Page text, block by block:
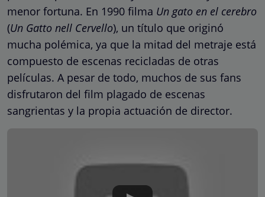
menor fortuna. En 1990 filma Un gato en el cerebro
(Un Gatto nell Cervello), un título que originó
mucha polémica, ya que la mitad del metraje está
compuesto de escenas recicladas de otras
películas. A pesar de todo, muchos de sus fans
disfrutaron del film plagado de escenas
sangrientas y la propia actuación de director.